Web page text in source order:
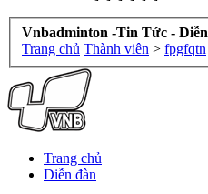
Vnbadminton -Tin Tức -
Trang chủ Thành viên > fpgfqtn
Trang chủ
Diễn đàn